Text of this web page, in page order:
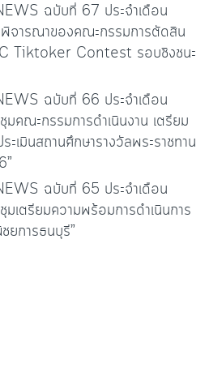
ฉบับที่ 67 ประจำเดือน
จารณาของคณะกรรมการตัดสิน
Tiktoker Contest รอบชิงชนะ
ฉบับที่ 66 ประจำเดือน
คณะกรรมการดำเนินงาน เตรียม
เมินสถานศึกษารางวัลพระราชทาน
ฉบับที่ 65 ประจำเดือน
เตรียมความพร้อมการดำเนินการ
ยการธนบุรี”